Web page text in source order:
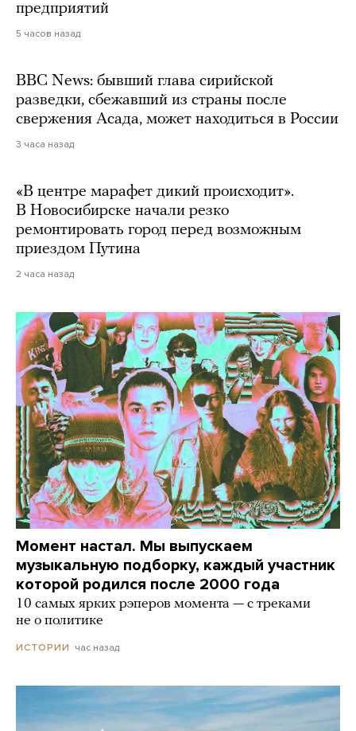
предприятий
5 часов назад
BBC News: бывший глава сирийской
разведки, сбежавший из страны после
свержения Асада, может находиться в России
3 часа назад
«В центре марафет дикий происходит».
В Новосибирске начали резко
ремонтировать город перед возможным
приездом Путина
2 часа назад
Момент настал. Мы выпускаем
музыкальную подборку, каждый участник
которой родился после 2000 года
10 самых ярких рэперов момента — с треками
не о политике
ИСТОРИИ час назад